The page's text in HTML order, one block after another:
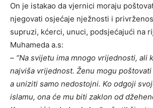
On je istakao da vjernici moraju
njegovati osjećaje nježnosti i
supruzi, kćerci, unuci, podsjećajući na
Muhameda a.s:
– “Na svijetu ima mnogo vrijednosti, ali
najviša vrijednost. Ženu mogu
a uniziti samo nedostojni. Ko odgoji
islamu, ona će mu biti zaklon od